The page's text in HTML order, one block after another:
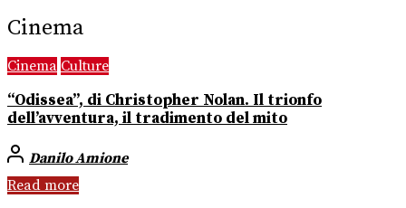
Cinema
Cinema Culture
“Odissea”, di Christopher Nolan. Il trionfo
dell’avventura, il tradimento del mito
Danilo Amione
Read more